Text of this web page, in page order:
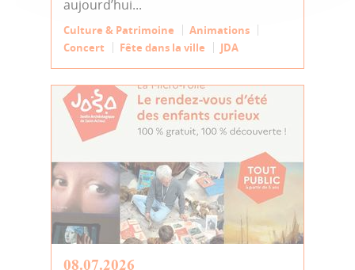
aujourd’hui...
Culture & Patrimoine
Animations
Concert
Fête dans la ville JDA